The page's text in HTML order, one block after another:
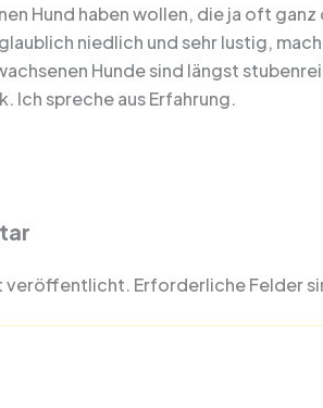
Hund haben wollen, die ja oft
niedlich und sehr lustig,
Hunde sind längst
Ich spreche aus Erfahrung.
veröffentlicht. Erforderliche Felder